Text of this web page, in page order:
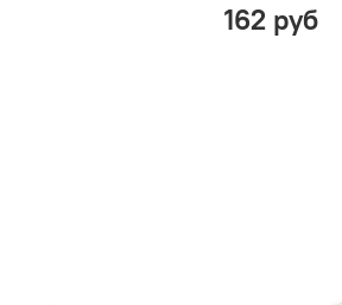
162 руб